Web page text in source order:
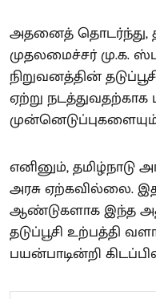
அதனைத் தொடர்ந்து,
முதலமைச்சர் மு.க.
நிறுவனத்தின்
ஏற்று
எனினும்,
அரசு ஏற்கவில்லை.
ஆண்டுகளாக இந்த
தடுப்பூசி உற்பத்தி
பயன்பாடின்றி